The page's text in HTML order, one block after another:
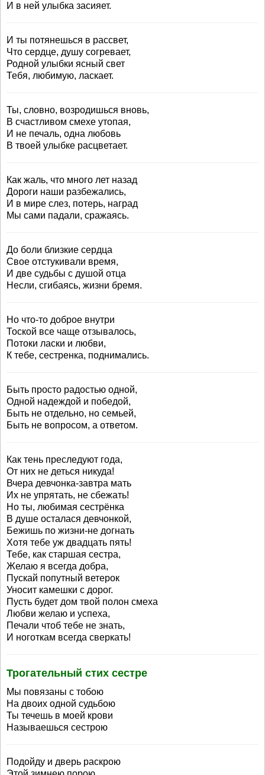
И в ней улыбка засияет.
И ты потянешься в рассвет,
Что сердце, душу согревает,
Родной улыбки ясный свет
Тебя, любимую, ласкает.
Ты, словно, возродишься вновь,
В счастливом смехе утопая,
И не печаль, одна любовь
В твоей улыбке расцветает.
Как жаль, что много лет назад
Дороги наши разбежались,
И в мире слез, потерь, наград
Мы сами падали, сражаясь.
До боли близкие сердца
Свое отстукивали время,
И две судьбы с душой отца
Несли, сгибаясь, жизни бремя.
Но что-то доброе внутри
Тоской все чаще отзывалось,
Потоки ласки и любви,
К тебе, сестренка, поднимались.
Быть просто радостью одной,
Одной надеждой и победой,
Быть не отдельно, но семьей,
Быть не вопросом, а ответом.
Как тень преследуют года,
От них не деться никуда!
Вчера девчонка-завтра мать
Их не упрятать, не сбежать!
Но ты, любимая сестрёнка
В душе осталася девчонкой,
Бежишь по жизни-не догнать
Хотя тебе уж двадцать пять!
Тебе, как старшая сестра,
Желаю я всегда добра,
Пускай попутный ветерок
Уносит камешки с дорог.
Пусть будет дом твой полон смеха
Любви желаю и успеха,
Печали чтоб тебе не знать,
И ноготкам всегда сверкать!
Трогательный стих сестре
Мы повязаны с тобою
На двоих одной судьбою
Ты течешь в моей крови
Называешься сестрою
Подойду и дверь раскрою